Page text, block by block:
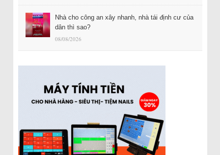
Nhà cho công an xây nhanh, nhà tái định cư của
dân thì sao?
08/08/2026